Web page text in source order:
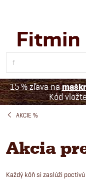
15 % zľava na
Kód
AKCIE %
Akcia
Každý kôň si zaslúži